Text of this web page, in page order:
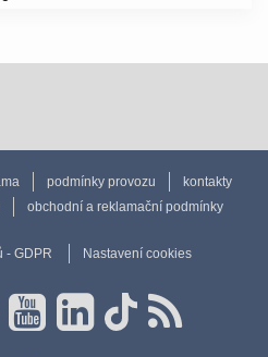
podmínky provozu
kontakty
obchodní a reklamační podmínky
- GDPR Nastavení cookies